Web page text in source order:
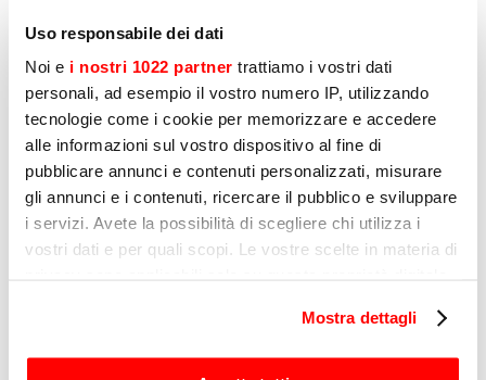
Uso responsabile dei dati
Noi e i nostri 1022 partner trattiamo i vostri dati
personali, ad esempio il vostro numero IP, utilizzando
tecnologie come i cookie per memorizzare e accedere
alle informazioni sul vostro dispositivo al fine di
pubblicare annunci e contenuti personalizzati, misurare
gli annunci e i contenuti, ricercare il pubblico e sviluppare
i servizi. Avete la possibilità di scegliere chi utilizza i
vostri dati e per quali scopi. Le vostre scelte in materia di
modificare o revocare il proprio consenso in qualsiasi
momento dalla Dichiarazione sui cookie o facendo clic
Mostra dettagli
煮面炉
Hot dog warmers
烹飪攪拌機
圆形煎饼机
电饭锅
户外烧烤炉
电磁炉
自助餐盤
烹飪盤
擦丝机